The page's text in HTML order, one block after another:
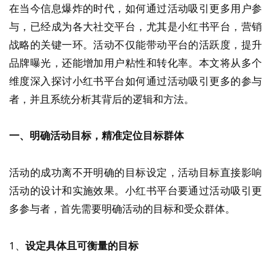
在当今信息爆炸的时代，如何通过活动吸引更多用户参
与，已经成为各大社交平台，尤其是小红书平台，营销
战略的关键一环。活动不仅能带动平台的活跃度，提升
品牌曝光，还能增加用户粘性和转化率。本文将从多个
维度深入探讨小红书平台如何通过活动吸引更多的参与
者，并且系统分析其背后的逻辑和方法。
一、明确活动目标，精准定位目标群体
活动的成功离不开明确的目标设定，活动目标直接影响
活动的设计和实施效果。小红书平台要通过活动吸引更
多参与者，首先需要明确活动的目标和受众群体。
1、 设定具体且可衡量的目标